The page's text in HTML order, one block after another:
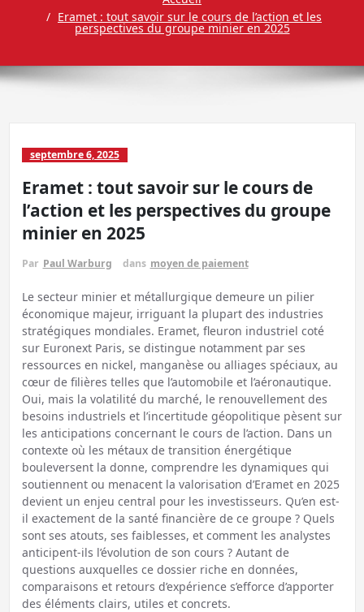
Eramet : tout savoir sur le cours de l’action et les
perspectives du groupe minier en 2025
septembre 6, 2025
Eramet : tout savoir sur le cours de
l’action et les perspectives du groupe
minier en 2025
Par Paul Warburg dans moyen de paiement
Le secteur minier et métallurgique demeure un pilier
économique majeur, irriguant la plupart des industries
stratégiques mondiales. Eramet, fleuron industriel coté
sur Euronext Paris, se distingue notamment par ses
ressources en nickel, manganèse ou alliages spéciaux, au
cœur de filières telles que l’automobile et l’aéronautique.
Oui, mais la volatilité du marché, le renouvellement des
besoins industriels et l’incertitude géopolitique pèsent sur
les anticipations concernant le cours de l’action. Dans un
contexte où les métaux de transition énergétique
bouleversent la donne, comprendre les dynamiques qui
soutiennent ou menacent la valorisation d’Eramet en 2025
devient un enjeu central pour les investisseurs. Qu’en est-
il exactement de la santé financière de ce groupe ? Quels
sont ses atouts, ses faiblesses, et comment les analystes
anticipent-ils l’évolution de son cours ? Autant de
questions auxquelles ce dossier riche en données,
comparaisons et retours d’expérience s’efforce d’apporter
des éléments clairs, utiles et concrets.